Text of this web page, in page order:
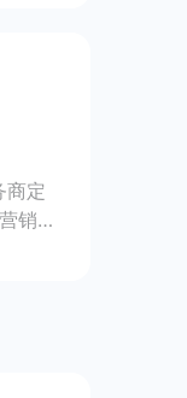
商定
销与